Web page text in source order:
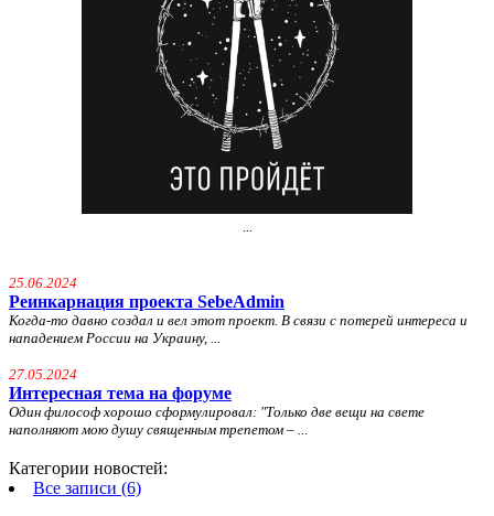
...
25.06.2024
Реинкарнация проекта SebeAdmin
Когда-то давно создал и вел этот проект. В связи с потерей интереса и
нападением России на Украину, ...
27.05.2024
Интересная тема на форуме
Один философ хорошо сформулировал: "Только две вещи на свете
наполняют мою душу священным трепетом – ...
Категории новостей:
Все записи (6)